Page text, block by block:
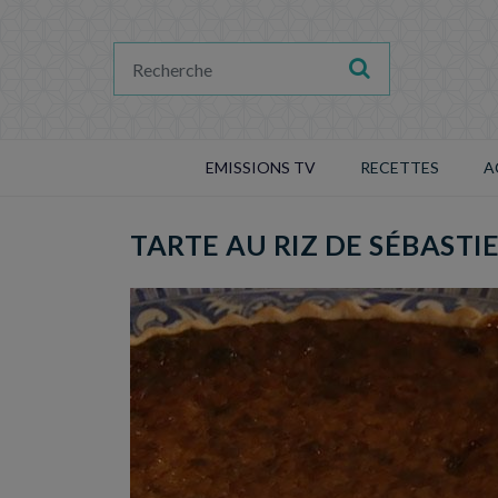
EMISSIONS TV RECETTES
TARTE AU RIZ DE